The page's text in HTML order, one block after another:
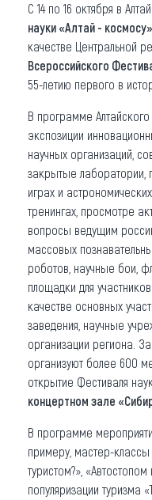
Что привезти
О регионе
Коллекция
Другие рубрики
С 14 по 16 октября в
науки «Алтай - космосу»
качестве Центральной
Всероссийского
55-летию первого в
В программе
экспозиции
научных организаций,
закрытые лаборатории,
играх и
тренингах, просмотре
вопросы ведущим
массовых
роботов, научные бои,
площадки для
качестве основных
заведения, научные
организации региона.
организуют более 600
открытие Фестиваля
концертном зале
В программе
примеру, мастер-
туристом?»,
популяризации туризма